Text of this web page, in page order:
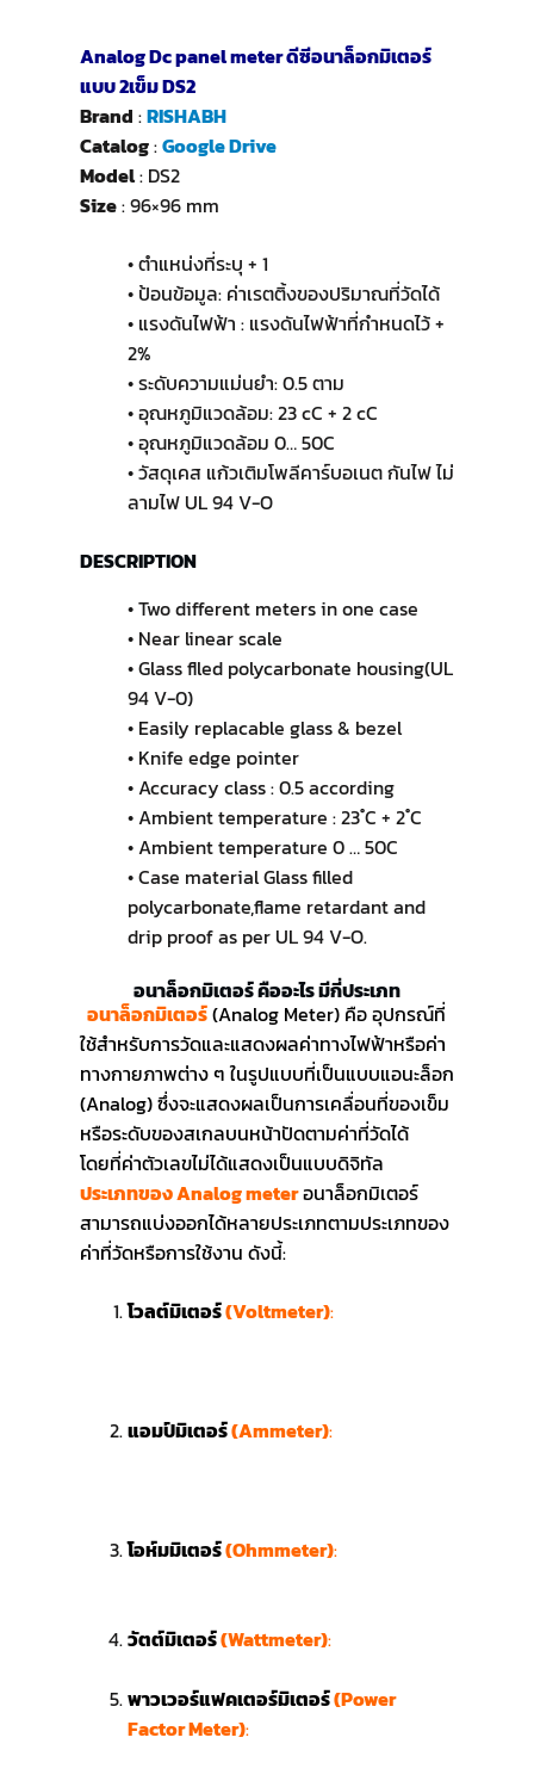
Analog Dc panel meter ดีซีอนาล็อกมิเตอร์
แบบ 2เข็ม DS2
Brand :RISHABH
Catalog:Google Drive
Model: DS2
Size: 96×96 mm
• ตำแหน่งที่ระบุ + 1
• ป้อนข้อมูล: ค่าเรตติ้งของปริมาณที่วัดได้
• แรงดันไฟฟ้า : แรงดันไฟฟ้าที่กำหนดไว้ +
2%
• ระดับความแม่นยำ: 0.5 ตาม
• อุณหภูมิแวดล้อม: 23 cC + 2 cC
• อุณหภูมิแวดล้อม 0… 50C
• วัสดุเคส แก้วเติมโพลีคาร์บอเนต กันไฟ ไม่
ลามไฟ UL 94 V-O
DESCRIPTION
• Two different meters in one case
• Near linear scale
• Glass flled polycarbonate housing(UL
94 V-0)
• Easily replacable glass & bezel
• Knife edge pointer
• Accuracy class : 0.5 according
• Ambient temperature : 23 ํC + 2 ํC
• Ambient temperature 0 … 50C
• Case material Glass filled
polycarbonate,flame retardant and
drip proof as per UL 94 V-O.
อนาล็อกมิเตอร์ คืออะไร มีกี่ประเภท
อนาล็อกมิเตอร์(Analog Meter) คือ อุปกรณ์ที่
ใช้สำหรับการวัดและแสดงผลค่าทางไฟฟ้าหรือค่า
ทางกายภาพต่าง ๆ ในรูปแบบที่เป็นแบบแอนะล็อก
(Analog) ซึ่งจะแสดงผลเป็นการเคลื่อนที่ของเข็ม
หรือระดับของสเกลบนหน้าปัดตามค่าที่วัดได้
โดยที่ค่าตัวเลขไม่ได้แสดงเป็นแบบดิจิทัล
ประเภทของ Analog meterอนาล็อกมิเตอร์
สามารถแบ่งออกได้หลายประเภทตามประเภทของ
ค่าที่วัดหรือการใช้งาน ดังนี้:
โวลต์มิเตอร์(Voltmeter):
แอมป์มิเตอร์(Ammeter):
โอห์มมิเตอร์(Ohmmeter):
วัตต์มิเตอร์(Wattmeter):
พาวเวอร์แฟคเตอร์มิเตอร์(Power
Factor Meter):